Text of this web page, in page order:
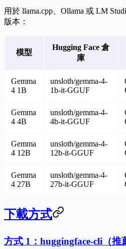
用於 llama.cpp、Ollama 或 LM
版本：
模型
Hugging Face 倉
庫
Gemma
4 1B
unsloth/gemma-4-
1b-it-GGUF
Gemma
4 4B
unsloth/gemma-4-
4b-it-GGUF
Gemma
4 12B
unsloth/gemma-4-
12b-it-GGUF
Gemma
4 27B
unsloth/gemma-4-
27b-it-GGUF
下載方式
方式 1：huggingface-cli（推